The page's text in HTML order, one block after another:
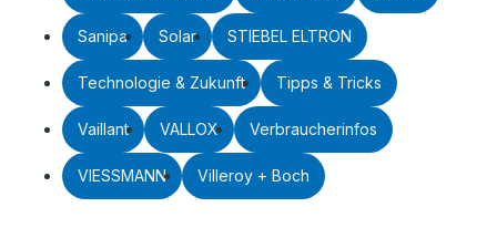
Sanipa Solar STIEBEL ELTRON
Technologie & Zukunft Tipps & Tricks
Vaillant VALLOX Verbraucherinfos
VIESSMANN Villeroy + Boch